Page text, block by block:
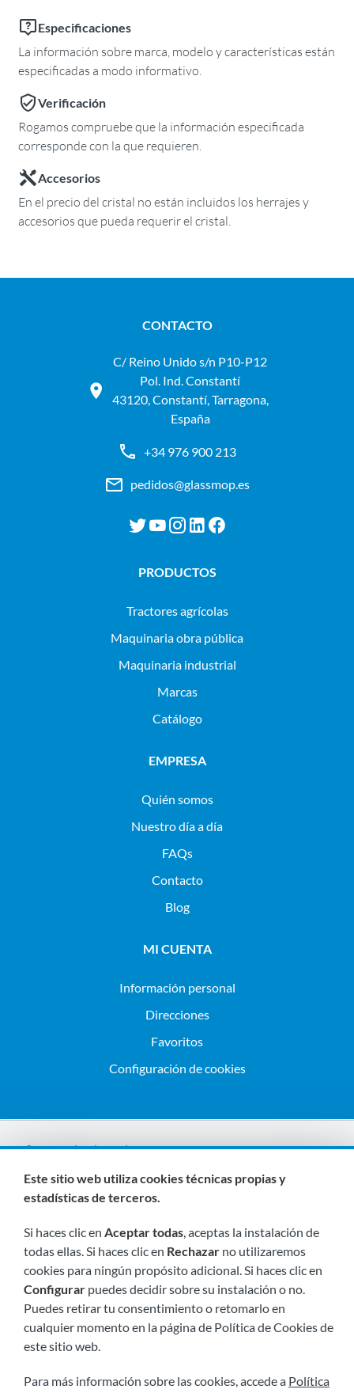
Especificaciones
La información sobre marca, modelo y características están
especificadas a modo informativo.
Verificación
Rogamos compruebe que la información especificada
corresponde con la que requieren.
Accesorios
En el precio del cristal no están incluidos los herrajes y
accesorios que pueda requerir el cristal.
CONTACTO
C/ Reino Unido s/n P10-P12
Pol. Ind. Constantí
43120, Constantí, Tarragona,
España
+34 976 900 213
pedidos@glassmop.es
PRODUCTOS
tractores agrícolas
maquinaria obra pública
maquinaria industrial
Marcas
Catálogo
EMPRESA
Quién somos
Nuestro día a día
FAQs
Contacto
Blog
MI CUENTA
Información personal
Direcciones
Favoritos
Configuración de cookies
Somos miembros de:
Visítanos próximamente en:
Este sitio web utiliza cookies técnicas propias y
estadísticas de terceros.
Si haces clic en Aceptar todas, aceptas la instalación de
todas ellas. Si haces clic en Rechazar no utilizaremos
cookies para ningún propósito adicional. Si haces clic en
Configurar puedes decidir sobre su instalación o no.
Puedes retirar tu consentimiento o retomarlo en
cualquier momento en la página de Política de Cookies de
este sitio web.
Para más información sobre las cookies, accede a Política